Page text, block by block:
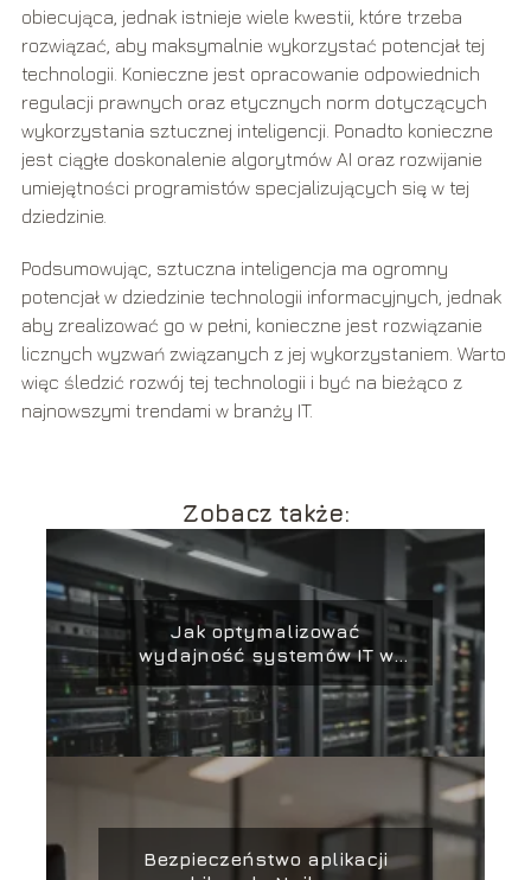
obiecująca, jednak istnieje wiele kwestii, które trzeba
rozwiązać, aby maksymalnie wykorzystać potencjał tej
technologii. Konieczne jest opracowanie odpowiednich
regulacji prawnych oraz etycznych norm dotyczących
wykorzystania sztucznej inteligencji. Ponadto konieczne
jest ciągłe doskonalenie algorytmów AI oraz rozwijanie
umiejętności programistów specjalizujących się w tej
dziedzinie.
Podsumowując, sztuczna inteligencja ma ogromny
potencjał w dziedzinie technologii informacyjnych, jednak
aby zrealizować go w pełni, konieczne jest rozwiązanie
licznych wyzwań związanych z jej wykorzystaniem. Warto
więc śledzić rozwój tej technologii i być na bieżąco z
najnowszymi trendami w branży IT.
Zobacz także:
Jak optymalizować
wydajność systemów IT w
firmie
Bezpieczeństwo aplikacji